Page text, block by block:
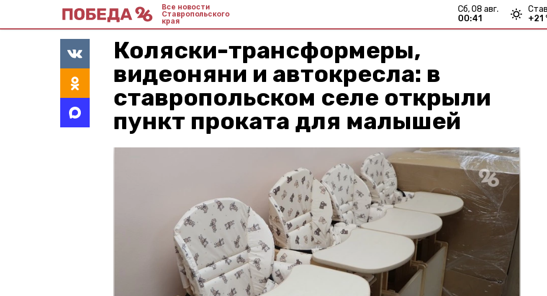
Все новости
Ставропольского
края
сб, 08 авг.
00:41
+21
Коляски-трансформеры,
видеоняни и автокресла: в
ставропольском селе открыли
пункт проката для малышей